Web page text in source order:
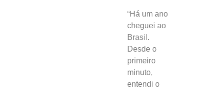
“Há um ano
cheguei ao
Brasil.
Desde o
primeiro
minuto,
entendi o